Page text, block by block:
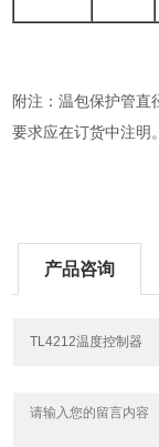
附注：温包保护管直
要求应在订货中注明。
产品咨询